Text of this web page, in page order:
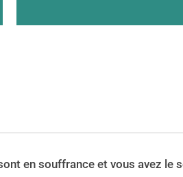
en souffrance et vous avez le